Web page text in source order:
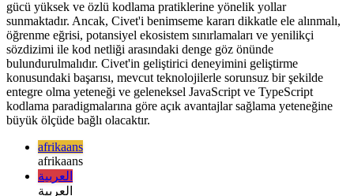
Civet, JavaScript ve TypeScript platformlarını hedefleyen
programlama dillerindeki ilerlemeyi temsil etmekte ve daha ifade
gücü yüksek ve özlü kodlama pratiklerine yönelik yollar
sunmaktadır. Ancak, Civet'i benimseme kararı dikkatle ele alınmalı,
öğrenme eğrisi, potansiyel ekosistem sınırlamaları ve yenilikçi
sözdizimi ile kod netliği arasındaki denge göz önünde
bulundurulmalıdır. Civet'in geliştirici deneyimini geliştirme
konusundaki başarısı, mevcut teknolojilerle sorunsuz bir şekilde
kodlama paradigmalarına göre açık avantajlar sağlama yeteneğine
büyük ölçüde bağlı olacaktır.
afrikaans